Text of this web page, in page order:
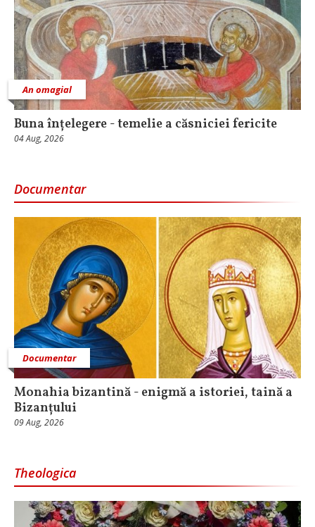
An omagial
Buna înțelegere - temelie a căsniciei fericite
04 Aug, 2026
Documentar
Documentar
Monahia bizantină - enigmă a istoriei, taină a
Bizanțului
09 Aug, 2026
Theologica